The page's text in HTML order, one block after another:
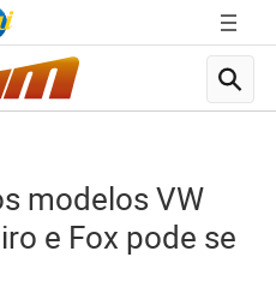
modelos VW
e Fox pode se